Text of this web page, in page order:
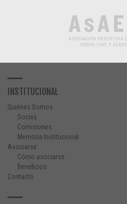
INSTITUCIONAL
Quiénes Somos
Socixs
Comisiones
Memoria Institucional
Asociarse
Cómo asociarse
Beneficios
Contacto